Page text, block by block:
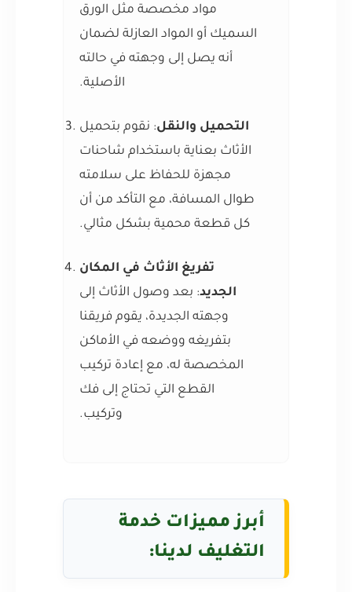
مواد مخصصة مثل الورق
السميك أو المواد العازلة لضمان
أنه يصل إلى وجهته في حالته
الأصلية.
التحميل والنقل: نقوم بتحميل
الأثاث بعناية باستخدام شاحنات
مجهزة للحفاظ على سلامته
طوال المسافة، مع التأكد من أن
كل قطعة محمية بشكل مثالي.
تفريغ الأثاث في المكان
الجديد: بعد وصول الأثاث إلى
وجهته الجديدة، يقوم فريقنا
بتفريغه ووضعه في الأماكن
المخصصة له، مع إعادة تركيب
القطع التي تحتاج إلى فك
وتركيب.
أبرز مميزات خدمة
التغليف لدينا: